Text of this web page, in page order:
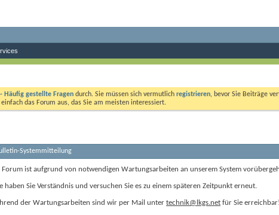
Häufig gestellte Fragen durch. Sie müssen sich vermutlich registrieren, bevor Sie Beiträge
das Forum aus, das Sie am meisten interessiert.
Systemmitteilung
Forum ist aufgrund von notwendigen Wartungsarbeiten an unserem System
haben Sie Verständnis und versuchen Sie es zu einem späteren Zeitpunkt erneut.
der Wartungsarbeiten sind wir per Mail unter technik@lkgs.net für Sie erreichbar!